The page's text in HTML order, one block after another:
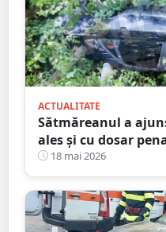
ACTUALITATE
Sătmăreanul a
ales și cu dosar
18 mai 2026